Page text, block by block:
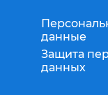
данные
Защита
данных